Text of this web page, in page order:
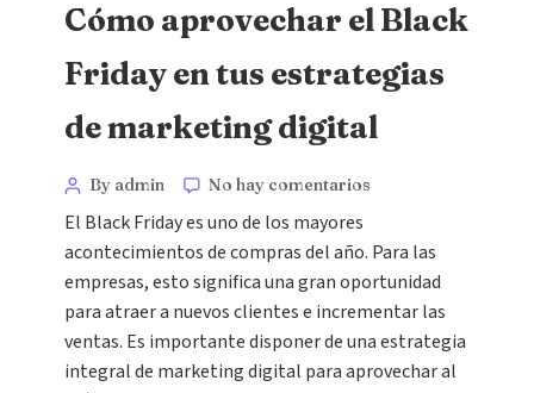
Cómo aprovechar el Black
Friday en tus estrategias
de marketing digital
By admin No hay comentarios
El Black Friday es uno de los mayores
acontecimientos de compras del año. Para las
empresas, esto significa una gran oportunidad
para atraer a nuevos clientes e incrementar las
ventas. Es importante disponer de una estrategia
integral de marketing digital para aprovechar al